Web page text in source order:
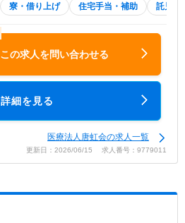
寮・借り上げ 住宅手当・補助 託児所
この求人を問い合わせる
詳細を見る
医療法人唐虹会の求人一覧
更新日：2026/06/15 求人番号：9779011